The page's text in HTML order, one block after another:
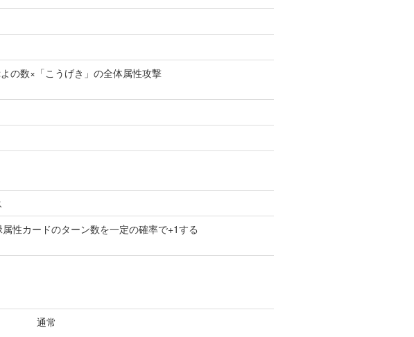
の数×「こうげき」の全体属性攻撃
性カードのターン数を一定の確率で+1する
通常